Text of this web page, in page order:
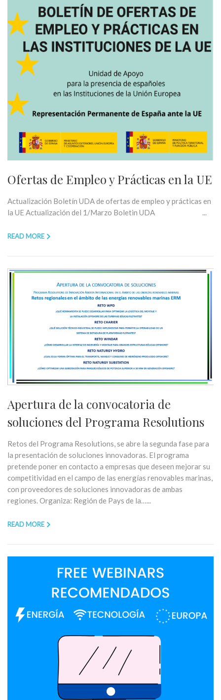
Ofertas de Empleo y Prácticas en la UE
Actualización Boletín UDA de ofertas de empleo y prácticas en
la UE Actualización del 1/Marzo Boletin UDA ...
READ MORE
Apertura de la convocatoria de
soluciones del Programa Resolutions
Retos del Programa Resolutions, se abre la segunda fase para
la presentación de soluciones innovadoras. El programa
pretende poner en contacto a empresas que deseen mejorar su
competitividad en el campo de las energías renovables marinas,
con proveedores de soluciones innovadoras de ambas
regiones. Organiza: Región de Pays de la…...
READ MORE